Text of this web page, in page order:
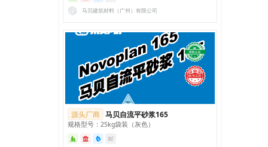
马贝建筑材料（广州）有限公司
源头厂商 马贝自流平砂浆165
规格型号：25kg袋装（灰色）